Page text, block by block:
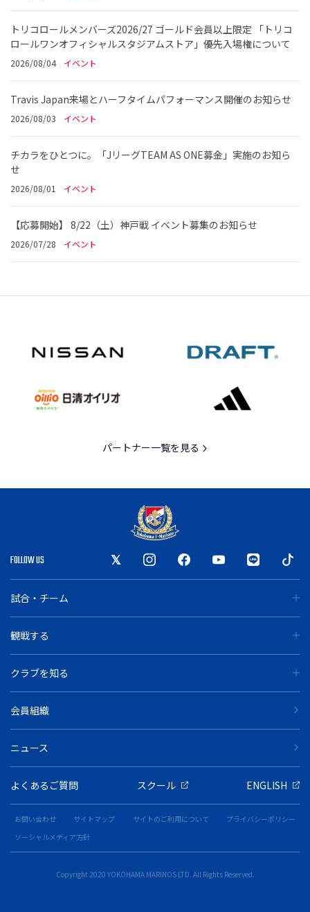
トリコロールメンバーズ2026/27 ゴールド会員以上限定 「トリコ
ロールワンオフィシャルスタジアムストア」優先入場権について
2026/08/04 イベント
Travis Japan来場とハーフタイムパフォーマンス開催のお知らせ
2026/08/03 イベント
チカラをひとつに。「JリーグTEAM AS ONE募金」実施のお知ら
せ
2026/08/01 イベント
【応募開始】 8/22（土）神戸戦 イベント募集のお知らせ
2026/07/28 イベント
パートナー一覧を見る
FOLLOW US
試合・チーム
観戦する
クラブを知る
会員組織
ニュース
よくあるご質問 スクール ENGLISH
お問い合わせ サイトマップ サイトのご利用について
プライバシーポリシー
ソーシャルメディア方針
Copyright 2020 YOKOHAMA MARINOS LTD. All Rights Reserved.